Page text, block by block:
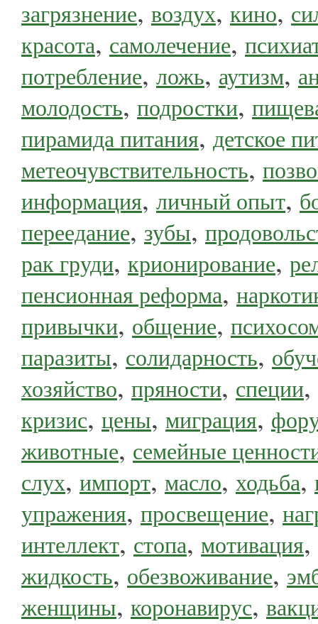
загрязнение, воздух, кино,
красота, самолечение,
потребление, ложь, аутизм,
молодость, подростки,
пирамида питания, детское
метеочувствительность,
информация, личный опыт,
переедание, зубы,
рак груди, крионирование,
пенсионная реформа,
привычки, общение,
паразиты, солидарность,
хозяйство, пряности, специи,
кризис, цены, миграция,
животные, семейные
слух, импорт, масло, ходьба,
упражения, просвещение,
интеллект, стопа, мотивация,
жидкость, обезвоживание,
женщины, коронавирус,